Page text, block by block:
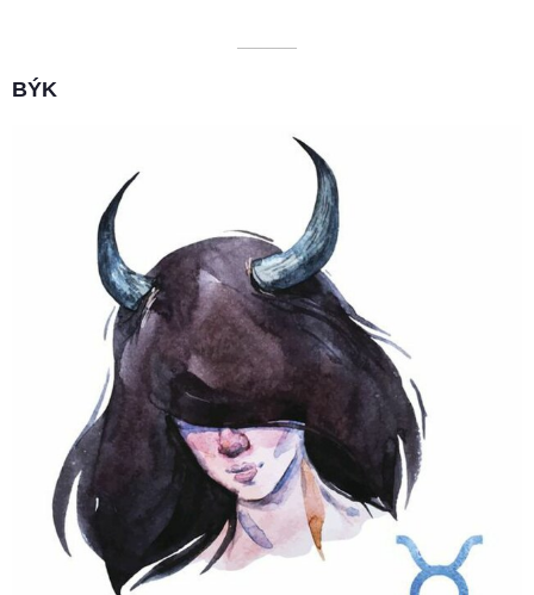
––––––––––
BÝK